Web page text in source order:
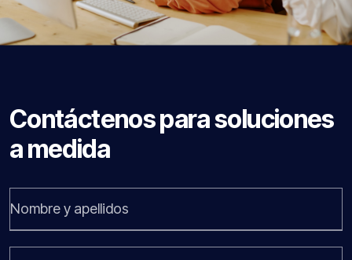
Contáctenos para soluciones
a medida